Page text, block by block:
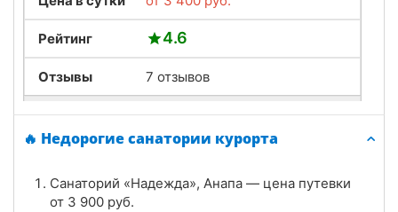
Рейтинг 4.6
Отзывы 7 отзывов
Санаторий «Старинная Анапа», Анапа
Рейтинг 4.0
🔥 Недорогие санатории курорта
Санаторий «Надежда», Анапа — цена путевки
от 3 900 руб.